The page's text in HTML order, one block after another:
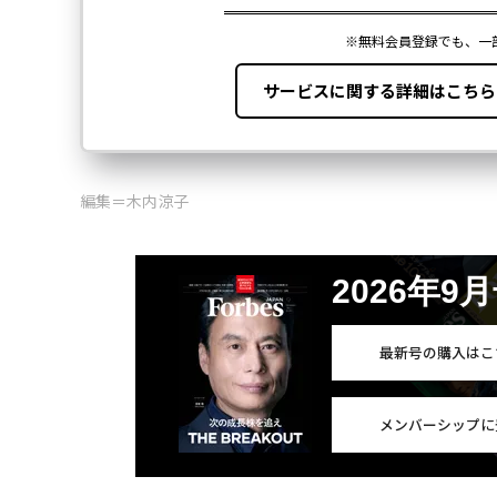
編集＝木内涼子
2026年9
最新号の購入は
メンバーシップ